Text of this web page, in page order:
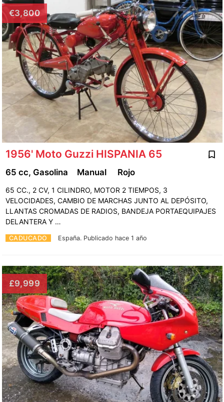
€3,800
1956' Moto Guzzi HISPANIA 65
CADUCADO España. Publicado hace 1 año
65 cc, Gasolina Manual Rojo
65 CC., 2 CV, 1 CILINDRO, MOTOR 2 TIEMPOS, 3
VELOCIDADES, CAMBIO DE MARCHAS JUNTO AL DEPÓSITO,
LLANTAS CROMADAS DE RADIOS, BANDEJA PORTAEQUIPAJES
DELANTERA Y …
£9,999